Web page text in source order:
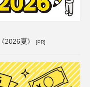
2026夏》 [PR]